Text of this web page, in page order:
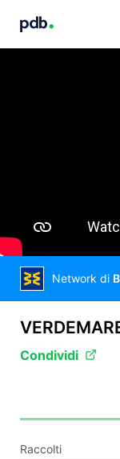
Network di
Condividi
Raccolti